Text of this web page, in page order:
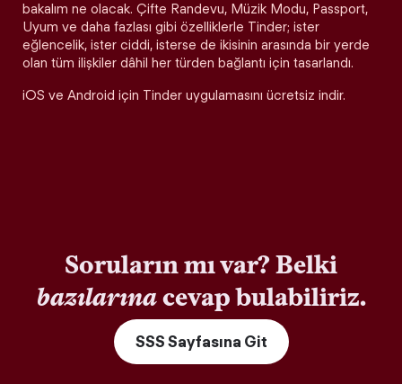
bakalım ne olacak. Çifte Randevu, Müzik Modu, Passport,
Uyum ve daha fazlası gibi özelliklerle Tinder; ister
eğlencelik, ister ciddi, isterse de ikisinin arasında bir yerde
olan tüm ilişkiler dâhil her türden bağlantı için tasarlandı.
iOS ve Android için Tinder uygulamasını ücretsiz indir.
Soruların mı var? Belki
bazılarınacevap bulabiliriz.
SSS Sayfasına Git